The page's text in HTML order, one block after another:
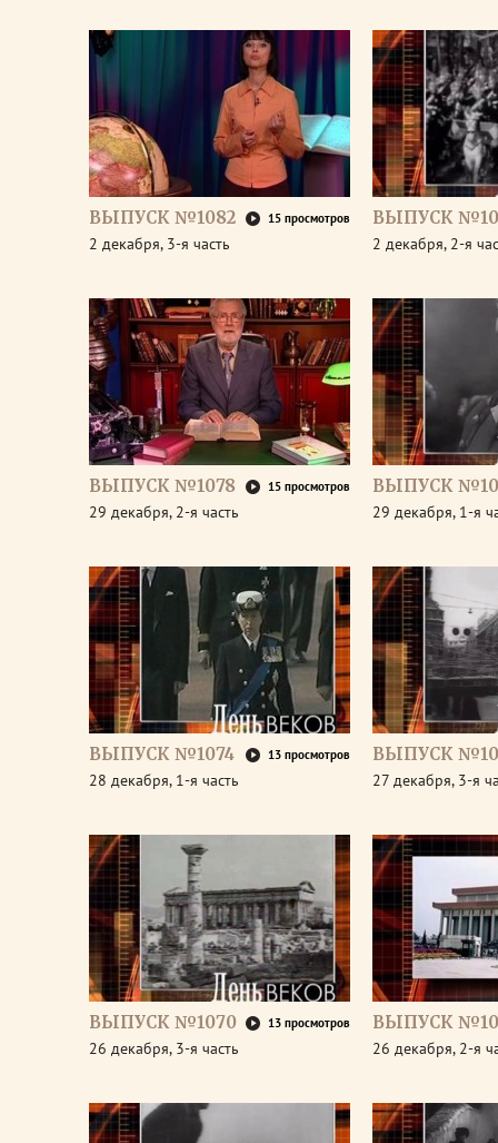
ВЫПУСК №1082 15 просмотров
2 декабря, 3-я часть
ВЫПУСК
2 декабря, 2-я
ВЫПУСК №1078 15 просмотров
29 декабря, 2-я часть
ВЫПУСК
29 декабря, 1-я
ВЫПУСК №1074 13 просмотров
28 декабря, 1-я часть
ВЫПУСК
27 декабря, 3-я
ВЫПУСК №1070 13 просмотров
26 декабря, 3-я часть
ВЫПУСК
26 декабря, 2-я